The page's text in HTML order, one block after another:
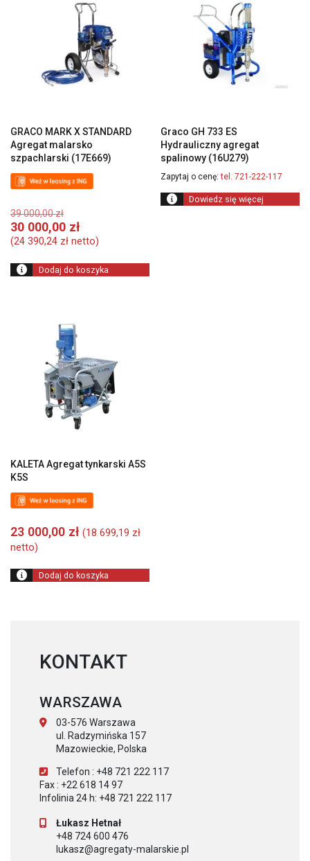
GRACO MARK X STANDARD
Agregat malarsko
szpachlarski (17E669)
39 000,00złPierwotna
cena
wynosiła:
000,00 zł.
30 000,00 zł
30
000,00 zł.
(24 390,24 zł netto)
Dodaj do koszyka
Graco GH 733 ES
Hydrauliczny agregat
spalinowy (16U279)
Zapytaj o cenę: tel. 721-222-117
Dowiedz się więcej
KALETA Agregat tynkarski A5S
K5S
23 000,00 zł (18 699,19 zł
netto)
Dodaj do koszyka
KONTAKT
WARSZAWA
03-576 Warszawa
ul. Radzymińska 157
Mazowieckie, Polska
Telefon : +48 721 222 117
Fax : +22 618 14 97
Infolinia 24 h: +48 721 222 117
Łukasz Hetnał
+48 724 600 476
lukasz@agregaty-malarskie.pl